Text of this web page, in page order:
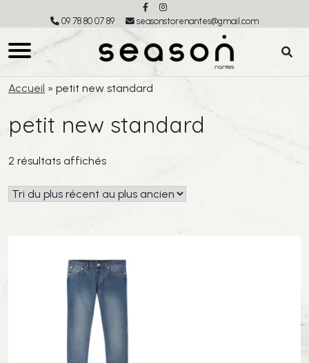
09 78 80 07 89 seasonstorenantes@gmail.com
Accueil » petit new standard
petit new standard
2 résultats affichésTrié
plus
ancien